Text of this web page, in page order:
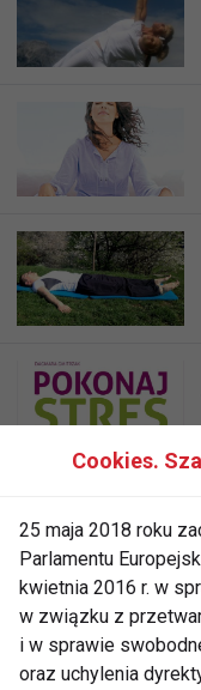
Cookies.
25 maja 2018 roku
Parlamentu
kwietnia 2016 r. w
w związku z
i w sprawie
oraz uchylenia